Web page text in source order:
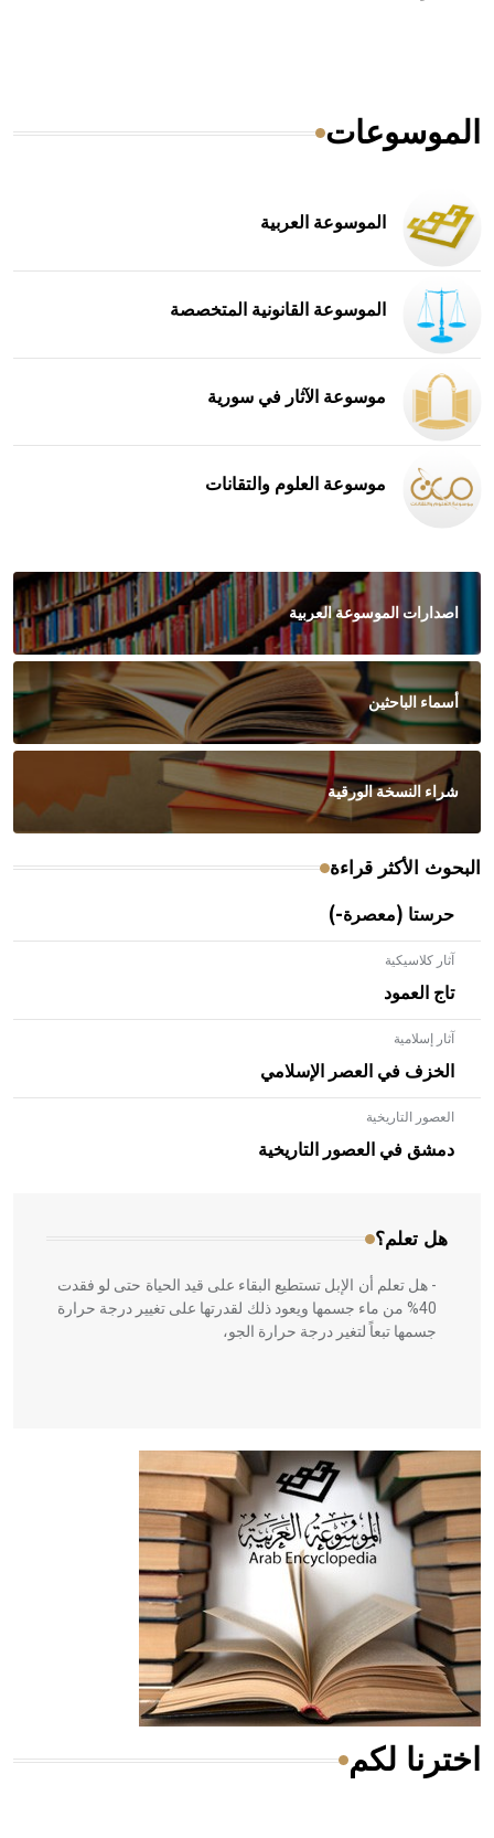
الموسوعات
الموسوعة العربية
الموسوعة القانونية المتخصصة
موسوعة الآثار في سورية
موسوعة العلوم والتقانات
اصدارات الموسوعة العربية
أسماء الباحثين
شراء النسخة الورقية
البحوث الأكثر قراءة
حرستا (معصرة-)
آثار كلاسيكية
تاج العمود
آثار إسلامية
الخزف في العصر الإسلامي
العصور التاريخية
دمشق في العصور التاريخية
هل تعلم؟
- هل تعلم أن الأبلق نوع من الفنون الهندسية التي ارتبطت
بالعمارة الإسلامية في بلاد الشام ومصر خاصة، حيث يحرص
المعمار على بناء مداميكه وخاصة في الواجهات
- هل تعلم أن الإبل تستطيع البقاء على قيد الحياة حتى لو فقدت
40% من ماء جسمها ويعود ذلك لقدرتها على تغيير درجة حرارة
جسمها تبعاً لتغير درجة حرارة الجو،
- هل تعلم أن أبقراط كتب في الطب أربعة مؤلفات هي:
الحكم، الأدلة، تنظيم التغذية، ورسالته في جروح الرأس. ويعود
له الفضل بأنه حرر الطب من الدين والفلسفة.
- هل تعلم أن المرجان إفراز حيواني يتكون في البحر ويتركب
من مادة كربونات الكلسيوم، وهو أحمر أو شديد الحمرة وهو
أجود أنواعه، ويمتاز بكبر الحجم ويسمى الش
هل تعلم أن الأبسيد كلمة فرنسية اللفظ تم اعتمادها مصطلحاً
اخترنا لكم